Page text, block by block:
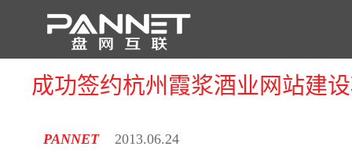
首 页
成功签约杭州霞浆酒业网站建
PANNET 2013.06.24